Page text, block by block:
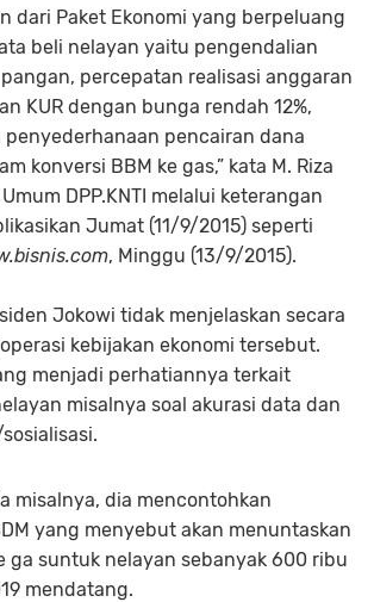
dari Paket Ekonomi yang berpeluang
beli nelayan yaitu pengendalian
percepatan realisasi anggaran
KUR dengan bunga rendah 12%,
pencairan dana
konversi BBM ke gas,” kata M. Riza
DPP.KNTI melalui keterangan
Jumat (11/9/2015) seperti
, Minggu (13/9/2015).
Jokowi tidak menjelaskan secara
kebijakan ekonomi tersebut.
menjadi perhatiannya terkait
misalnya soal akurasi data dan
misalnya, dia mencontohkan
yang menyebut akan menuntaskan
ga suntuk nelayan sebanyak 600 ribu
mendatang.